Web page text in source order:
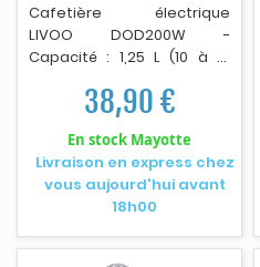
Cafetière électrique
LIVOO DOD200W -
Capacité : 1,25 L (10 à 12
- Filtre réutilisable et
amovible - Porte-filtre
amovible avec poignée,
compatible lave-vaisselle -
Système anti-gouttes -
Plaque chauffante avec
fonction maintien au
chaud - Carafe en verre
Livraison en express chez
vous aujourd'hui avant
18h00
38,90 €
En stock Mayotte